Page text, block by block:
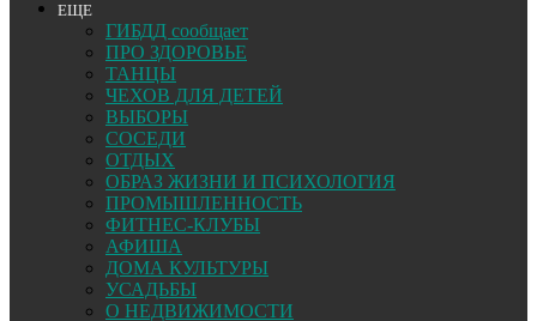
ЕЩЕ
ГИБДД сообщает
ПРО ЗДОРОВЬЕ
ТАНЦЫ
ЧЕХОВ ДЛЯ ДЕТЕЙ
ВЫБОРЫ
СОСЕДИ
ОТДЫХ
ОБРАЗ ЖИЗНИ И ПСИХОЛОГИЯ
ПРОМЫШЛЕННОСТЬ
ФИТНЕС-КЛУБЫ
АФИША
ДОМА КУЛЬТУРЫ
УСАДЬБЫ
О НЕДВИЖИМОСТИ